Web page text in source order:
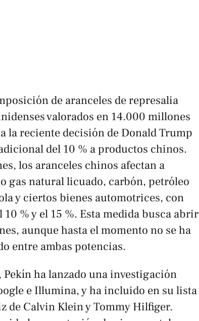
de aranceles de represalia
valorados en 14.000 millones
la reciente decisión de Donald Trump
del 10 % a productos chinos.
, los aranceles chinos afectan a
gas natural licuado, carbón, petróleo
y ciertos bienes automotrices, con
% y el 15 %. Esta medida busca abrir
aunque hasta el momento no se ha
entre ambas potencias.
Pekín ha lanzado una investigación
e Illumina, y ha incluido en su lista
de Calvin Klein y Tommy Hilfiger.